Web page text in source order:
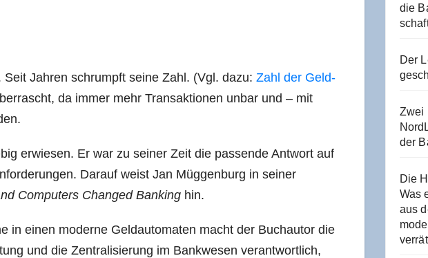
Jah­ren schrumpft sei­ne Zahl. (Vgl. dazu: Zahl der Geld­
da immer mehr Trans­ak­tio­nen unbar und – mit
erwie­sen. Er war zu sei­ner Zeit die pas­sen­de Ant­wort auf
Dar­auf weist Jan Müg­gen­burg in sei­ner
Com­pu­ters Chan­ged Ban­king hin.
in einen moder­ne Geld­au­to­ma­ten macht der Buch­au­tor die
und die Zen­tra­li­sie­rung im Bank­we­sen ver­ant­wort­lich,
die
Der
Zwei
der
Die
Was
aus
verrät